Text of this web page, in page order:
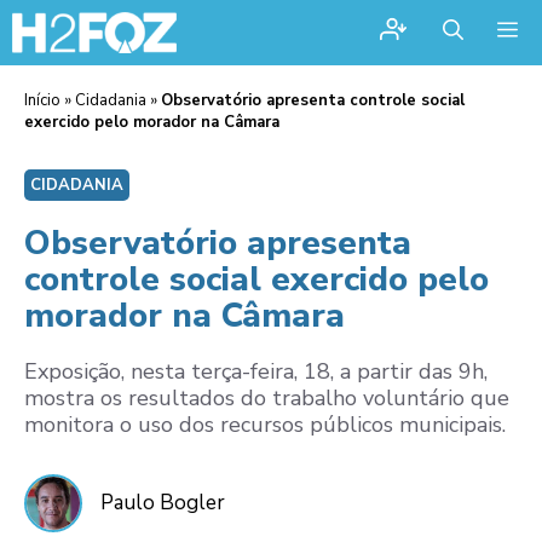
Início » Cidadania » Observatório apresenta controle social
exercido pelo morador na Câmara
CIDADANIA
Observatório apresenta
controle social exercido pelo
morador na Câmara
Exposição, nesta terça-feira, 18, a partir das 9h,
mostra os resultados do trabalho voluntário que
monitora o uso dos recursos públicos municipais.
Paulo Bogler